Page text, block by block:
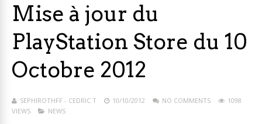
Mise à jour du
PlayStation Store du 10
Octobre 2012
SEPHIROTHFF - CEDRIC T 10/10/2012 NO COMMENTS
1098
VIEWS
NEWS